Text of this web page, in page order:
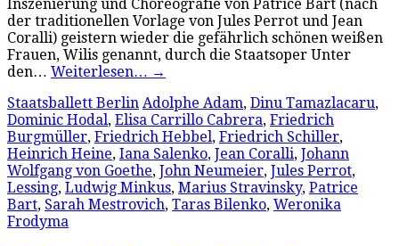
Inszenierung und Choreografie von Patrice Bart (nach
der traditionellen Vorlage von Jules Perrot und Jean
Coralli) geistern wieder die gefährlich schönen weißen
Frauen, Wilis genannt, durch die Staatsoper Unter
den… Weiterlesen… →
Staatsballett Berlin Adolphe Adam, Dinu Tamazlacaru,
Dominic Hodal, Elisa Carrillo Cabrera, Friedrich
Burgmüller, Friedrich Hebbel, Friedrich Schiller,
Heinrich Heine, Iana Salenko, Jean Coralli, Johann
Wolfgang von Goethe, John Neumeier, Jules Perrot,
Lessing, Ludwig Minkus, Marius Stravinsky, Patrice
Bart, Sarah Mestrovich, Taras Bilenko, Weronika
Frodyma